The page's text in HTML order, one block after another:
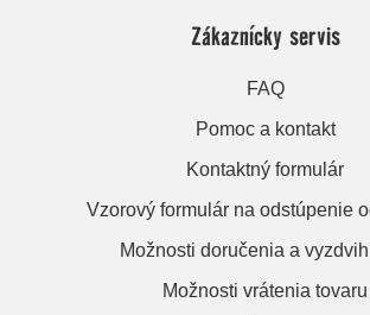
Zákaznícky servis
FAQ
Pomoc a kontakt
Kontaktný formulár
Vzorový formulár na odstúpenie
Možnosti doručenia a
Možnosti vrátenia tovaru